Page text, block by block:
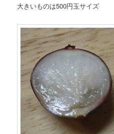
大きいものは500円玉サイズ